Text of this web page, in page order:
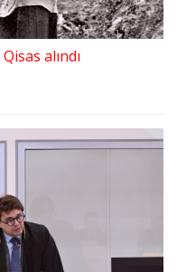
Qisas alındı